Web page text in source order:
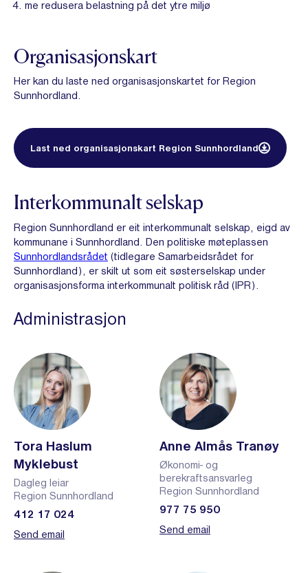
me redusera belastning på det ytre miljø
Organisasjonskart
Her kan du laste ned organisasjonskartet for Region
Sunnhordland.
Last ned organisasjonskart Region Sunnhordland
Interkommunalt selskap
Region Sunnhordland er eit interkommunalt selskap, eigd av
kommunane i Sunnhordland. Den politiske møteplassen
Sunnhordlandsrådet (tidlegare Samarbeidsrådet for
Sunnhordland), er skilt ut som eit søsterselskap under
organisasjonsforma interkommunalt politisk råd (IPR).
Administrasjon
Tora Haslum
Myklebust
Dagleg leiar
Region Sunnhordland
412 17 024
Send email
Anne Almås Tranøy
Økonomi- og
berekraftsansvarleg
Region Sunnhordland
977 75 950
Send email